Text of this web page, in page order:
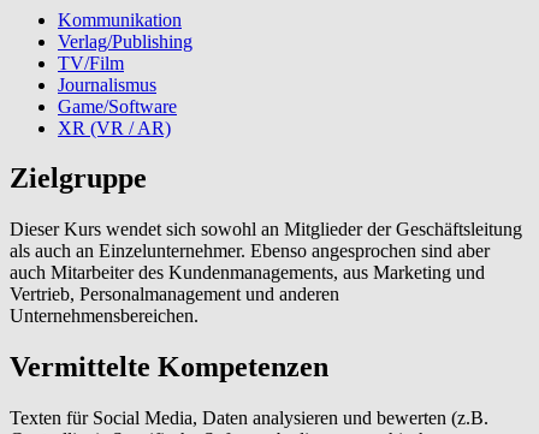
Kommunikation
Verlag/Publishing
TV/Film
Journalismus
Game/Software
XR (VR / AR)
Zielgruppe
Dieser Kurs wendet sich sowohl an Mitglieder der Geschäftsleitung
als auch an Einzelunternehmer. Ebenso angesprochen sind aber
auch Mitarbeiter des Kundenmanagements, aus Marketing und
Vertrieb, Personalmanagement und anderen
Unternehmensbereichen.
Vermittelte Kompetenzen
Texten für Social Media, Daten analysieren und bewerten (z.B.